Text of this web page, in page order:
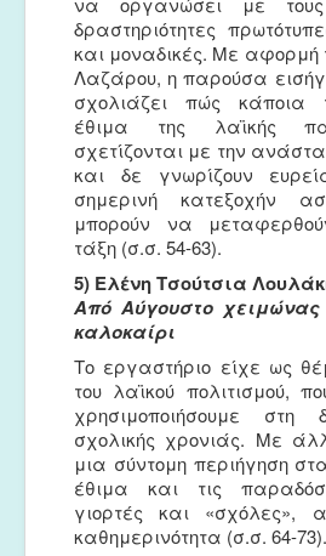
δραστηριότητες
και μοναδικές. Με
Λαζάρου, η παρούσα
σχολιάζει πώς κάποια
έθιμα της λαϊκής
σχετίζονται με την
και δε γνωρίζουν
σημερινή κατεξοχήν
μπορούν να
τάξη (σ.σ. 54-63).
5) Ελένη Τσούτσια
Από Αύγουστο
καλοκαίρι
Το εργαστήριο είχε ως
του λαϊκού πολιτισμού,
χρησιμοποιήσουμε στη
σχολικής χρονιάς. Με
μια σύντομη περιήγηση
έθιμα και τις
γιορτές και «σχόλες»,
καθημερινότητα (σ.σ. 64-73).